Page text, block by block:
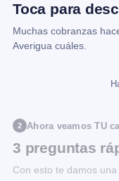
Toca para
Muchas cobranzas
Averigua cuáles.
2 Ahora veamos TU
3 preguntas
Con esto te damos